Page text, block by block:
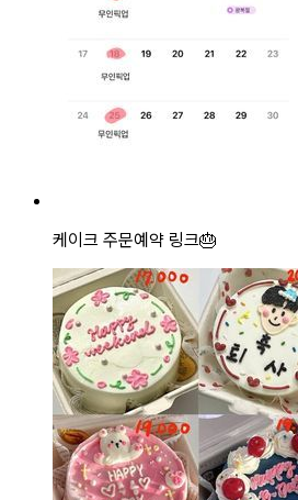
케이크 주문예약 링크🎂